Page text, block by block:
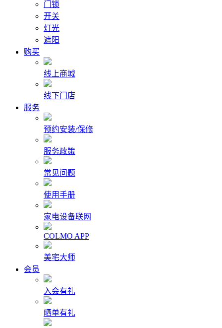
门锁
开关
灯光
遮阳
购买
线上商城
线下门店
服务
预约安装/保修
服务政策
常见问题
使用手册
家电设备联网
COLMO APP
美宅大师
会员
入会有礼
晒单有礼